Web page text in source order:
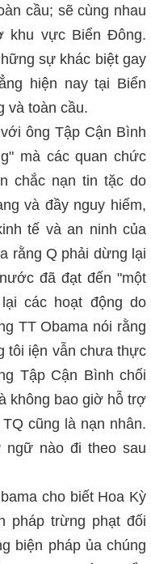
cầu; sẽ cùng nhau
khu vực Biển Đông.
sự khác biệt gay
hiện nay tại Biển
và toàn cầu.
ông Tập Cận Bình
mà các quan chức
chắc nạn tin tặc do
và đầy nguy hiểm,
tế và an ninh của
rằng Q phải dừng lại
đã đạt đến "một
các hoạt động do
TT Obama nói rằng
tôi iện vẫn chưa thực
Tập Cận Bình chối
không bao giờ hỗ trợ
cũng là nạn nhân.
ngữ nào đi theo sau
cho biết Hoa Kỳ
pháp trừng phạt đối
biện pháp ủa chúng